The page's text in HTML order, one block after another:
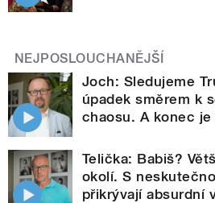
NEJPOSLOUCHANĚJŠÍ
Joch: Sledujeme
úpadek směrem k
chaosu. A konec
Telička: Babiš?
okolí. S
přikrývají absurdní